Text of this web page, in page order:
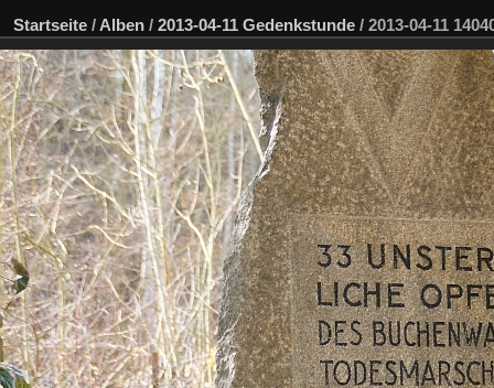
Startseite / Alben / 2013-04-11 Gedenkstunde / 2013-04-11